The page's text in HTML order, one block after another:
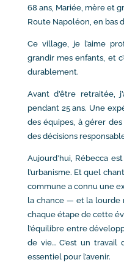
68 ans, Mariée, mère et
Route Napoléon, en bas
Ce village, je l’aime
grandir mes enfants, et
durablement.
Avant d’être retraitée,
pendant 25 ans. Une
des équipes, à gérer
des décisions
Aujourd’hui, Rébecca
l’urbanisme. Et quel
commune a connu une
la chance — et la lourde
chaque étape de cette
l’équilibre entre
de vie… C’est un travail
essentiel pour l’avenir.